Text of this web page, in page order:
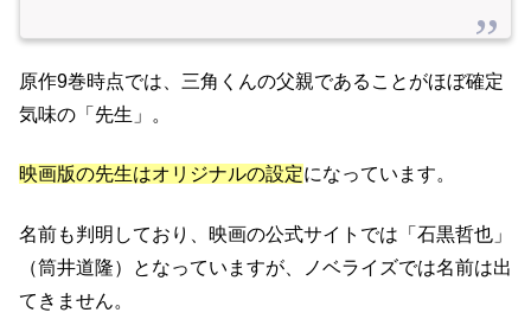
原作9巻時点では、三角くんの父親であることがほぼ確定
気味の「先生」。
映画版の先生はオリジナルの設定になっています。
名前も判明しており、映画の公式サイトでは「石黒哲也」
（筒井道隆）となっていますが、ノベライズでは名前は出
てきません。